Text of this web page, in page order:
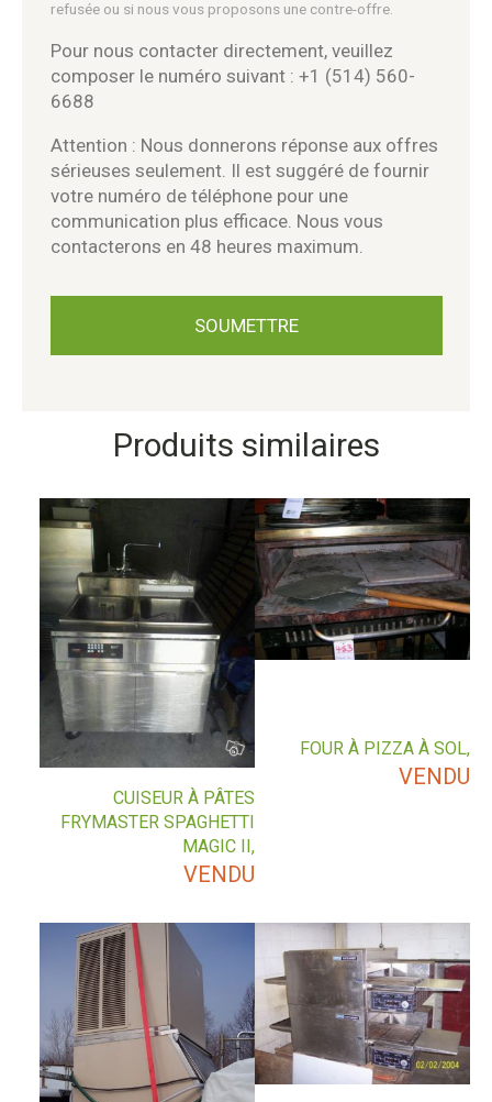
refusée ou si nous vous proposons une contre-offre.
Pour nous contacter directement, veuillez
composer le numéro suivant : +1 (514) 560-
6688
Attention : Nous donnerons réponse aux offres
sérieuses seulement. Il est suggéré de fournir
votre numéro de téléphone pour une
communication plus efficace. Nous vous
contacterons en 48 heures maximum.
Produits similaires
FOUR À PIZZA À SOL,
VENDU
CUISEUR À PÂTES
FRYMASTER SPAGHETTI
MAGIC II,
VENDU